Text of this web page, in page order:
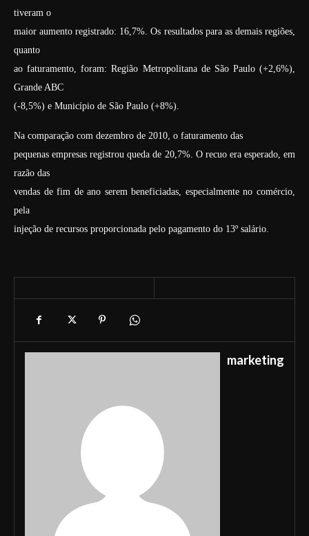
tiveram o
maior aumento registrado: 16,7%. Os resultados para as demais regiões,
quanto
ao faturamento, foram: Região Metropolitana de São Paulo (+2,6%),
Grande ABC
(-8,5%) e Município de São Paulo (+8%).
Na comparação com dezembro de 2010, o faturamento das
pequenas empresas registrou queda de 20,7%. O recuo era esperado, em
razão das
vendas de fim de ano serem beneficiadas, especialmente no comércio,
pela
injeção de recursos proporcionada pelo pagamento do 13º salário.
marketing